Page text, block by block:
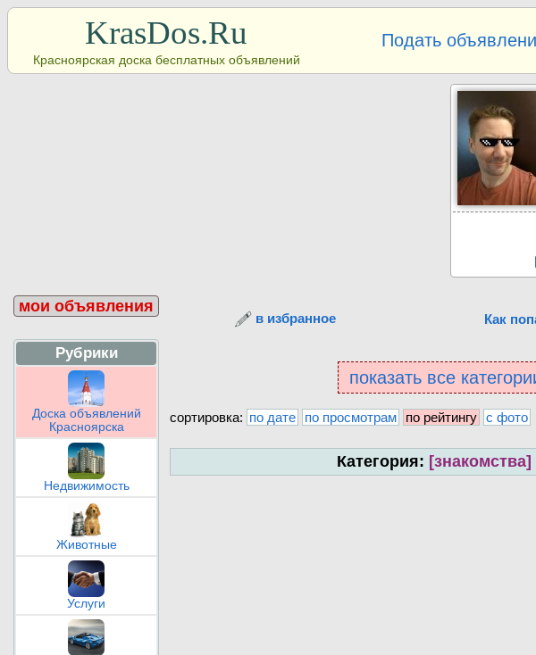
KrasDos.Ru
Красноярская доска бесплатных объявлений
Подать
мои объявления
Рубрики
Доска объявлений
Красноярска
Недвижимость
Животные
Услуги
в избранное
Как
показать все
сортировка: по дате по просмотрам по рейтингу с фото
Категория: